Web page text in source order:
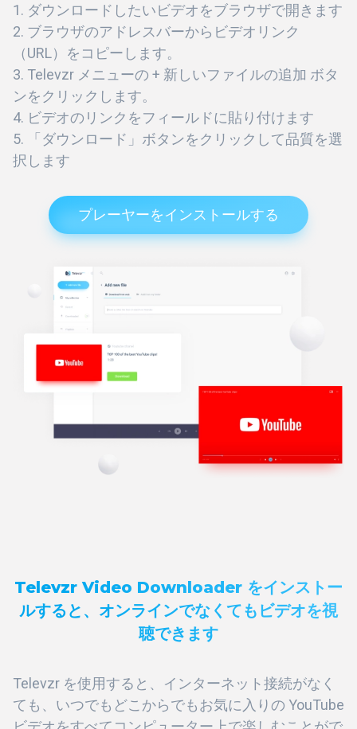
ダウンロードしたいビデオをブラウザで開きます
ブラウザのアドレスバーからビデオリンク
（URL）をコピーします。
Televzr メニューの + 新しいファイルの追加 ボタ
ンをクリックします。
ビデオのリンクをフィールドに貼り付けます
「ダウンロード」ボタンをクリックして品質を選
択します
プレーヤーをインストールする
Televzr Video Downloader をインストー
ルすると、オンラインでなくてもビデオを視
聴できます
Televzr を使用すると、インターネット接続がなく
ても、いつでもどこからでもお気に入りの YouTube